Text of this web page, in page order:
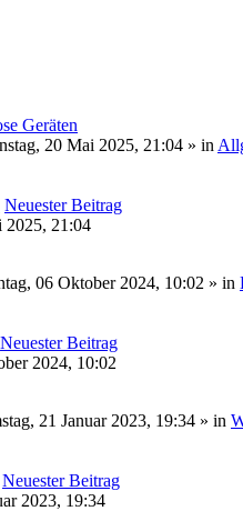
Geräten
20 Mai 2025, 21:04 » in
Neuester Beitrag
2025, 21:04
06 Oktober 2024, 10:02 » in
Neuester Beitrag
2024, 10:02
21 Januar 2023, 19:34 » in
Neuester Beitrag
2023, 19:34